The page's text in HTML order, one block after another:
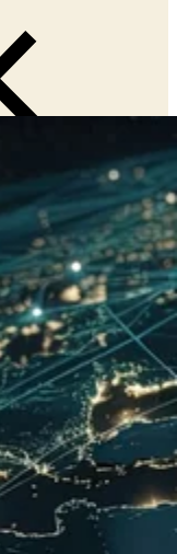
de surveillance
épigénétique
immunitaire